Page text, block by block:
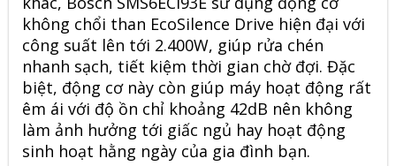
không chổi than EcoSilence Drive hiện đại với
công suất lên tới 2.400W, giúp rửa chén
nhanh sạch, tiết kiệm thời gian chờ đợi. Đặc
biệt, động cơ này còn giúp máy hoạt động rất
êm ái với độ ồn chỉ khoảng 42dB nên không
làm ảnh hưởng tới giấc ngủ hay hoạt động
sinh hoạt hằng ngày của gia đình bạn.